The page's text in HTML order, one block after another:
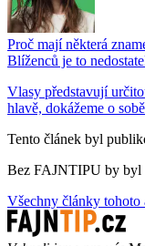
Proč mají některá
Blíženců je to
Vlasy představují
hlavě, dokážeme o
Tento článek byl
Bez FAJNTIPU by byl
Všechny články